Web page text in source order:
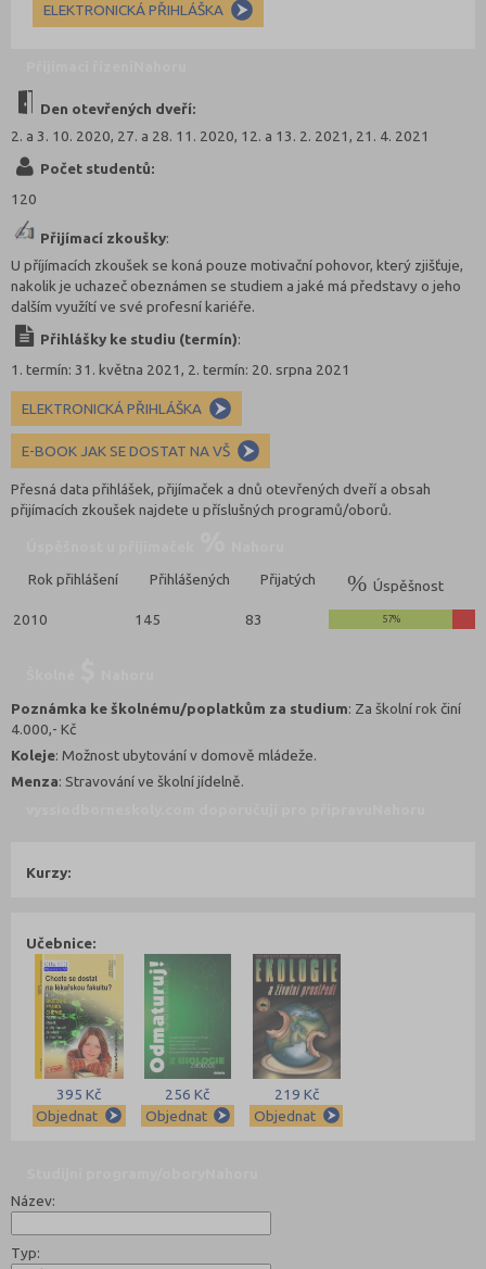
ELEKTRONICKÁ PŘIHLÁŠKA
Den otevřených dveří:
2. a 3. 10. 2020, 27. a 28. 11. 2020, 12. a 13. 2. 2021, 21. 4. 2021
Počet studentů:
120
Přijímací zkoušky:
U příjímacích zkoušek se koná pouze motivační pohovor, který zjišťuje,
nakolik je uchazeč obeznámen se studiem a jaké má představy o jeho
dalším využítí ve své profesní kariéře.
Přihlášky ke studiu (termín):
1. termín: 31. května 2021, 2. termín: 20. srpna 2021
ELEKTRONICKÁ PŘIHLÁŠKA
E-BOOK JAK SE DOSTAT NA VŠ
Přesná data přihlášek, přijímaček a dnů otevřených dveří a obsah
přijímacích zkoušek najdete u příslušných programů/oborů.
Rok přihlášení
Přihlášených Přijatých
Úspěšnost
2010
145 83 57%
Poznámka ke školnému/poplatkům za studium: Za školní rok činí
4.000,- Kč
Koleje: Možnost ubytování v domově mládeže.
Menza: Stravování ve školní jídelně.
Kurzy:
Učebnice:
395 Kč
Objednat
256 Kč
Objednat
219 Kč
Objednat
Název:
Typ: